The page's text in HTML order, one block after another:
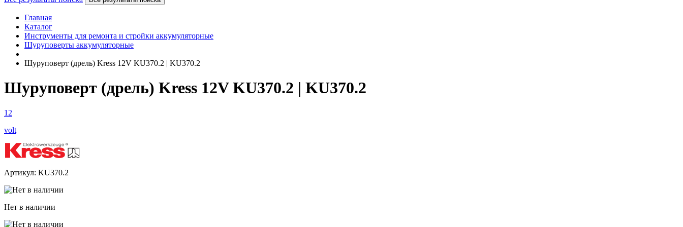
Главная
Каталог
Инструменты для ремонта и стройки аккумуляторные
Шуруповерты аккумуляторные
Шуруповерт (дрель) Kress 12V KU370.2 | KU370.2
Шуруповерт (дрель) Kress 12V KU370.2 | KU370.2
12
volt
Артикул: KU370.2
Нет в наличии